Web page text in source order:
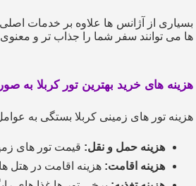
بسیاری از آژانس‌ ها علاوه بر خدمات
ها می‌ توانند سفر شما را جذاب‌ تر و
هزینه‌ های خرید بهترین تور کربلا به
هزینه تور های زمینی کربلا بستگی به
هزینه حمل‌ و نقل: قیمت تور های
هزینه اقامت: هزینه اقامت در هتل‌